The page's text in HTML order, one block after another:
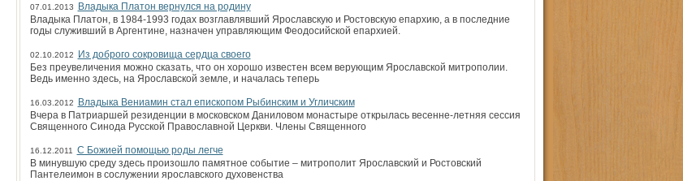
07.01.2013
Владыка Платон вернулся на родину
Владыка Платон, в 1984-1993 годах возглавлявший Ярославскую и Ростовскую епархию, а в последние
годы служивший в Аргентине, назначен управляющим Феодосийской епархией.
02.10.2012
Из доброго сокровища сердца своего
Без преувеличения можно сказать, что он хорошо известен всем верующим Ярославской митрополии.
Ведь именно здесь, на Ярославской земле, и началась теперь
16.03.2012
Владыка Вениамин стал епископом Рыбинским и Угличским
Вчера в Патриаршей резиденции в московском Даниловом монастыре открылась весенне-летняя сессия
Священного Синода Русской Православной Церкви. Члены Священного
16.12.2011
С Божией помощью роды легче
В минувшую среду здесь произошло памятное событие – митрополит Ярославский и Ростовский
Пантелеимон в сослужении ярославского духовенства